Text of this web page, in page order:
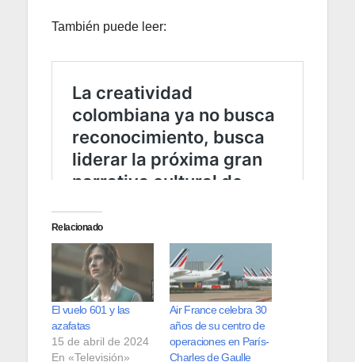
También puede leer:
Relacionado
El vuelo 601 y las
azafatas
15 de abril de 2024
En «Televisión»
Air France celebra 30
años de su centro de
operaciones en París-
Charles de Gaulle